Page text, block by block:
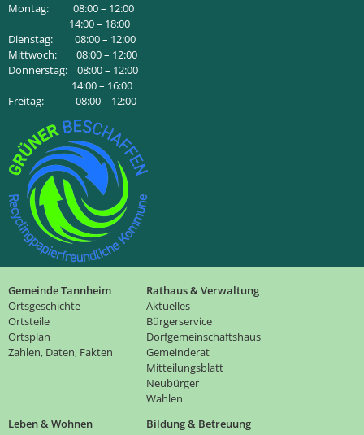
Montag: 08:00 – 12:00
14:00 – 18:00
Dienstag: 08:00 – 12:00
Mittwoch: 08:00 – 12:00
Donnerstag: 08:00 – 12:00
14:00 – 16:00
Freitag: 08:00 – 12:00
Gemeinde Tannheim
Ortsgeschichte
Ortsteile
Ortsplan
Zahlen, Daten, Fakten
Rathaus & Verwaltung
Aktuelles
Bürgerservice
Dorfgemeinschaftshaus
Gemeinderat
Mitteilungsblatt
Neubürger
Wahlen
Leben & Wohnen
Bildung & Betreuung